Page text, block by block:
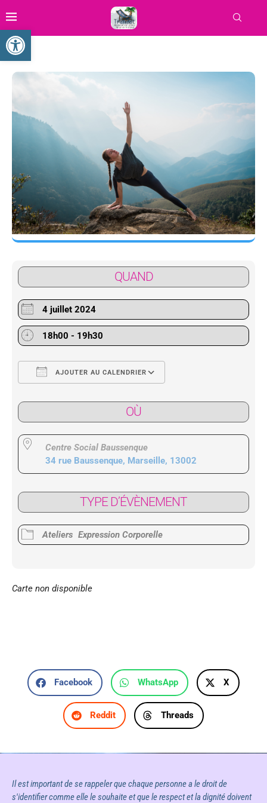
Ouvrir la barre d’outils
QUAND
4 juillet 2024
18h00 - 19h30
AJOUTER AU CALENDRIER
OÙ
Centre Social Baussenque
34 rue Baussenque, Marseille, 13002
TYPE D’ÉVÈNEMENT
Ateliers Expression Corporelle
Carte non disponible
Facebook WhatsApp X
Reddit Threads
Il est important de se rappeler que chaque personne a le droit de
s'identifier comme elle le souhaite et que le respect et la dignité doivent